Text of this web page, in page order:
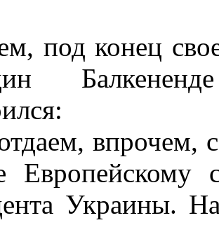
под конец
впрочем,
Европейскому
Украины.